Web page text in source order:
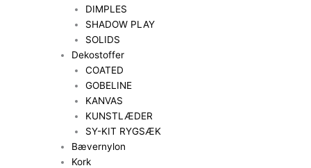
DIMPLES
SHADOW PLAY
SOLIDS
Dekostoffer
COATED
GOBELINE
KANVAS
KUNSTLÆDER
SY-KIT RYGSÆK
Bævernylon
Kork